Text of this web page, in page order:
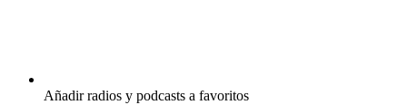
Añadir radios y podcasts a favoritos